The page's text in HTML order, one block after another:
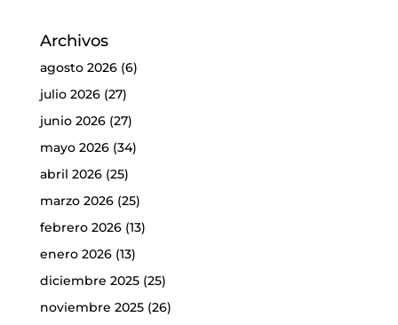
Archivos
agosto 2026(6)
julio 2026(27)
junio 2026(27)
mayo 2026(34)
abril 2026(25)
marzo 2026(25)
febrero 2026(13)
enero 2026(13)
diciembre 2025(25)
noviembre 2025(26)